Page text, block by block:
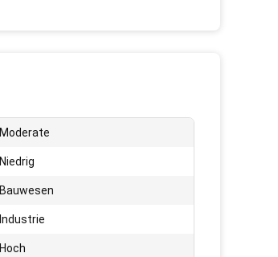
Moderate
Niedrig
Bauwesen
Industrie
Hoch